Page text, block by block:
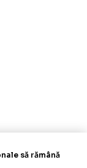
să rămână